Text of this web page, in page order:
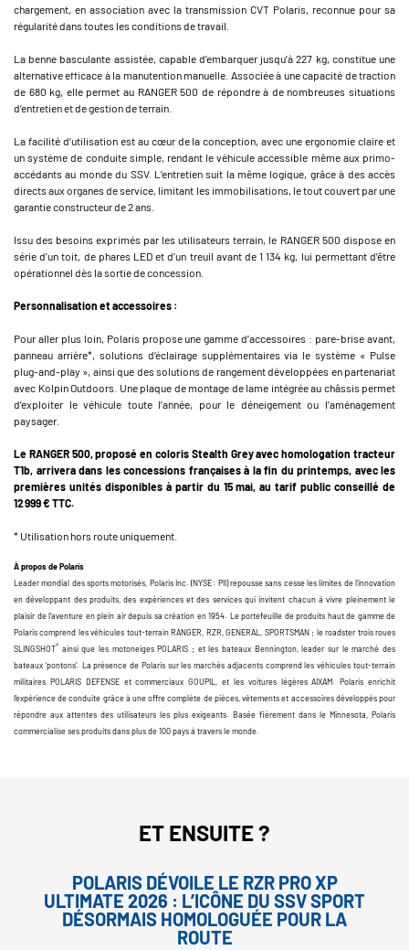
chargement, en association avec la transmission CVT Polaris, reconnue pour sa
régularité dans toutes les conditions de travail.
La benne basculante assistée, capable d’embarquer jusqu’à 227 kg, constitue une
alternative efficace à la manutention manuelle. Associée à une capacité de traction
de 680 kg, elle permet au RANGER 500 de répondre à de nombreuses situations
d’entretien et de gestion de terrain.
La facilité d’utilisation est au cœur de la conception, avec une ergonomie claire et
un système de conduite simple, rendant le véhicule accessible même aux primo-
accédants au monde du SSV. L’entretien suit la même logique, grâce à des accès
directs aux organes de service, limitant les immobilisations, le tout couvert par une
garantie constructeur de 2 ans.
Issu des besoins exprimés par les utilisateurs terrain, le RANGER 500 dispose en
série d’un toit, de phares LED et d’un treuil avant de 1 134 kg, lui permettant d’être
opérationnel dès la sortie de concession.
Personnalisation et accessoires :
Pour aller plus loin, Polaris propose une gamme d’accessoires : pare-brise avant,
panneau arrière*, solutions d’éclairage supplémentaires via le système « Pulse
plug-and-play », ainsi que des solutions de rangement développées en partenariat
avec Kolpin Outdoors. Une plaque de montage de lame intégrée au châssis permet
d’exploiter le véhicule toute l’année, pour le déneigement ou l’aménagement
paysager.
Le RANGER 500, proposé en coloris Stealth Grey avec homologation tracteur
T1b, arrivera dans les concessions françaises à la fin du printemps, avec les
premières unités disponibles à partir du 15 mai, au tarif public conseillé de
12 999 € TTC.
* Utilisation hors route uniquement.
À propos de Polaris
Leader mondial des sports motorisés, Polaris Inc. (NYSE : PII) repousse sans cesse les limites de l’innovation
en développant des produits, des expériences et des services qui invitent chacun à vivre pleinement le
plaisir de l’aventure en plein air depuis sa création en 1954. Le portefeuille de produits haut de gamme de
Polaris comprend les véhicules tout-terrain RANGER, RZR, GENERAL, SPORTSMAN ; le roadster trois roues
SLINGSHOT® ainsi que les motoneiges POLARIS ; et les bateaux Bennington, leader sur le marché des
bateaux ‘pontons’. La présence de Polaris sur les marchés adjacents comprend les véhicules tout-terrain
militaires POLARIS DEFENSE et commerciaux GOUPIL, et les voitures légères AIXAM. Polaris enrichit
l’expérience de conduite grâce à une offre complète de pièces, vêtements et accessoires développés pour
répondre aux attentes des utilisateurs les plus exigeants. Basée fièrement dans le Minnesota, Polaris
commercialise ses produits dans plus de 100 pays à travers le monde.
ET ENSUITE ?
POLARIS DÉVOILE LE RZR PRO XP
ULTIMATE 2026 : L’ICÔNE DU SSV SPORT
DÉSORMAIS HOMOLOGUÉE POUR LA
ROUTE